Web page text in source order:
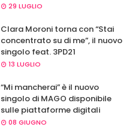
29 LUGLIO
Clara Moroni torna con “Stai
concentrato su di me”, il nuovo
singolo feat. 3PD21
13 LUGLIO
“Mi mancherai” è il nuovo
singolo di MAGO disponibile
sulle piattaforme digitali
08 GIUGNO